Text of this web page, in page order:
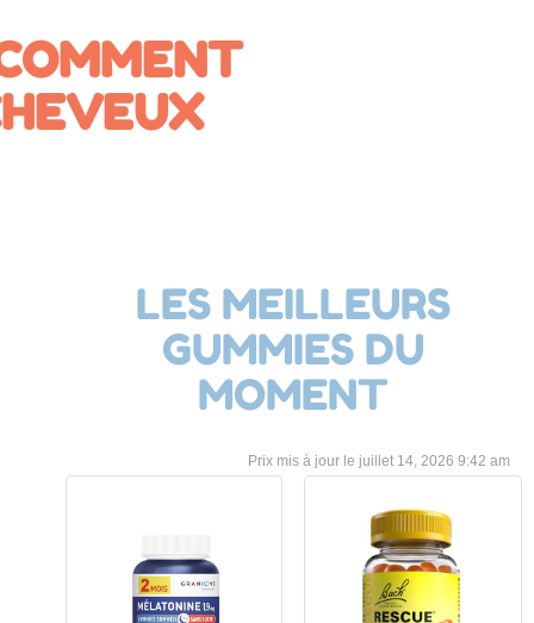
LES MEILLEURS
GUMMIES DU
MOMENT
juillet 14, 2026 9:42 am